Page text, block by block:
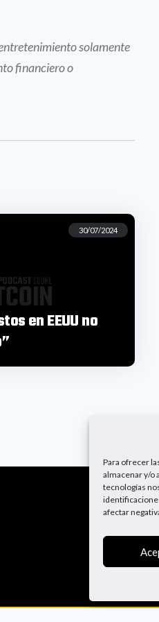
Para ofrecer
almacenar y/o
tecnologías
afectar
solamente
financiero o
30/07/2024
en EEUU no